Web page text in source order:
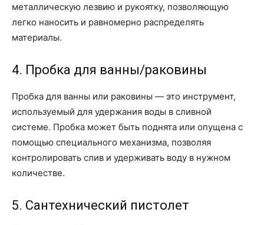
металлическую лезвию и рукоятку, позволяющую
легко наносить и равномерно распределять
материалы.
4. Пробка для ванны/раковины
Пробка для ванны или раковины — это инструмент,
используемый для удержания воды в сливной
системе. Пробка может быть поднята или опущена с
помощью специального механизма, позволяя
контролировать слив и удерживать воду в нужном
количестве.
5. Сантехнический пистолет